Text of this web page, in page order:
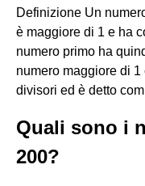
Definizione Un
è maggiore di 1 e ha
numero primo ha
numero maggiore di
divisori ed è detto
Quali sono i
200?